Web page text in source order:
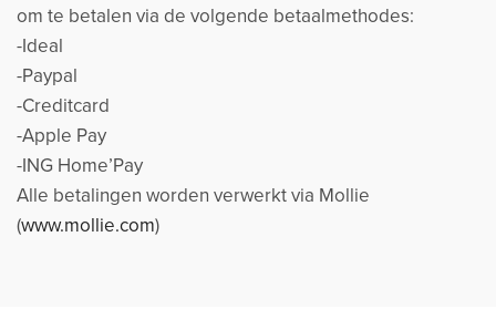
om te betalen via de volgende betaalmethodes:
-Ideal
-Paypal
-Creditcard
-Apple Pay
-ING Home’Pay
Alle betalingen worden verwerkt via Mollie
(www.mollie.com)